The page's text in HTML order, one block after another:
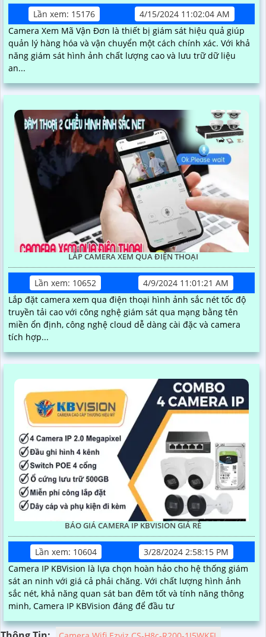
Lần xem: 15176
4/15/2024 11:02:04 AM
Camera Xem Mã Vận Đơn là thiết bị giám sát hiệu quả giúp
quản lý hàng hóa và vận chuyển một cách chính xác. Với khả
năng giám sát hình ảnh chất lượng cao và lưu trữ dữ liệu
an...
LẮP CAMERA XEM QUA ĐIỆN THOẠI
Lần xem: 10652
4/9/2024 11:01:21 AM
Lắp đặt camera xem qua điện thoại hình ảnh sắc nét tốc độ
truyền tải cao với công nghệ giám sát qua mạng bằng tên
miền ổn định, công nghệ cloud dễ dàng cài đặc và camera
tích hợp...
BÁO GIÁ CAMERA IP KBVISION GIÁ RÈ
Lần xem: 10604
3/28/2024 2:58:15 PM
Camera IP KBVision là lựa chọn hoàn hảo cho hệ thống giám
sát an ninh với giá cả phải chăng. Với chất lượng hình ảnh
sắc nét, khả năng quan sát ban đêm tốt và tính năng thông
minh, Camera IP KBVision đáng để đầu tư